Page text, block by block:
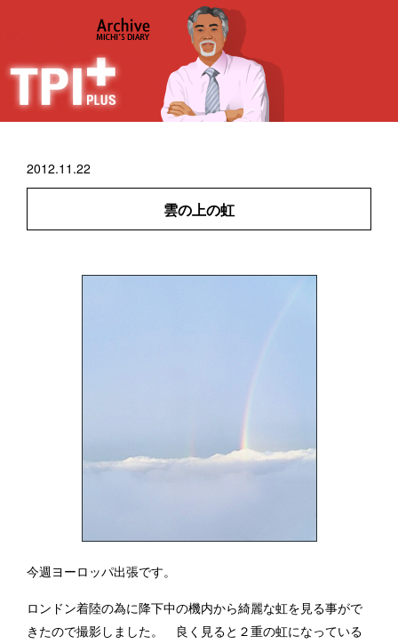
2012.11.22
雲の上の虹
今週ヨーロッパ出張です。
ロンドン着陸の為に降下中の機内から綺麗な虹を見る事がで
きたので撮影しました。 良く見ると２重の虹になっている